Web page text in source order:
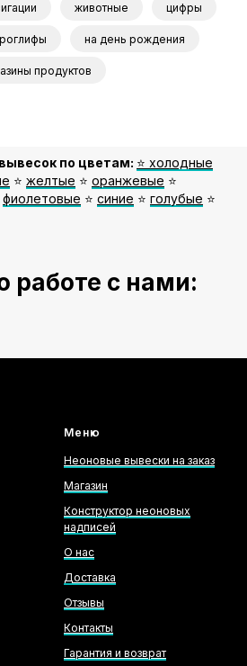
животные цифры
на день рождения
продуктов
по цветам: ⭐️ холодные
⭐️ желтые ⭐️ оранжевые ⭐️
фиолетовые ⭐️ синие ⭐️ голубые ⭐️
работе с нами:
Меню
Неоновые вывески на заказ
Магазин
Конструктор неоновых
надписей
О нас
Доставка
Отзывы
Контакты
Гарантия и возврат